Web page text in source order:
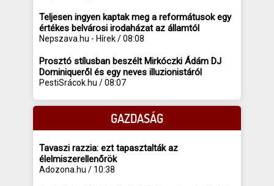
Teljesen ingyen kaptak meg a reformátusok egy
értékes belvárosi irodaházat az államtól
Nepszava.hu - Hírek / 08:08
Prosztó stílusban beszélt Mirkóczki Ádám DJ
Dominiqueről és egy neves illuzionistáról
PestiSrácok.hu / 08:07
GAZDASÁG
Tavaszi razzia: ezt tapasztalták az
élelmiszerellenőrök
Adozona.hu / 10:38